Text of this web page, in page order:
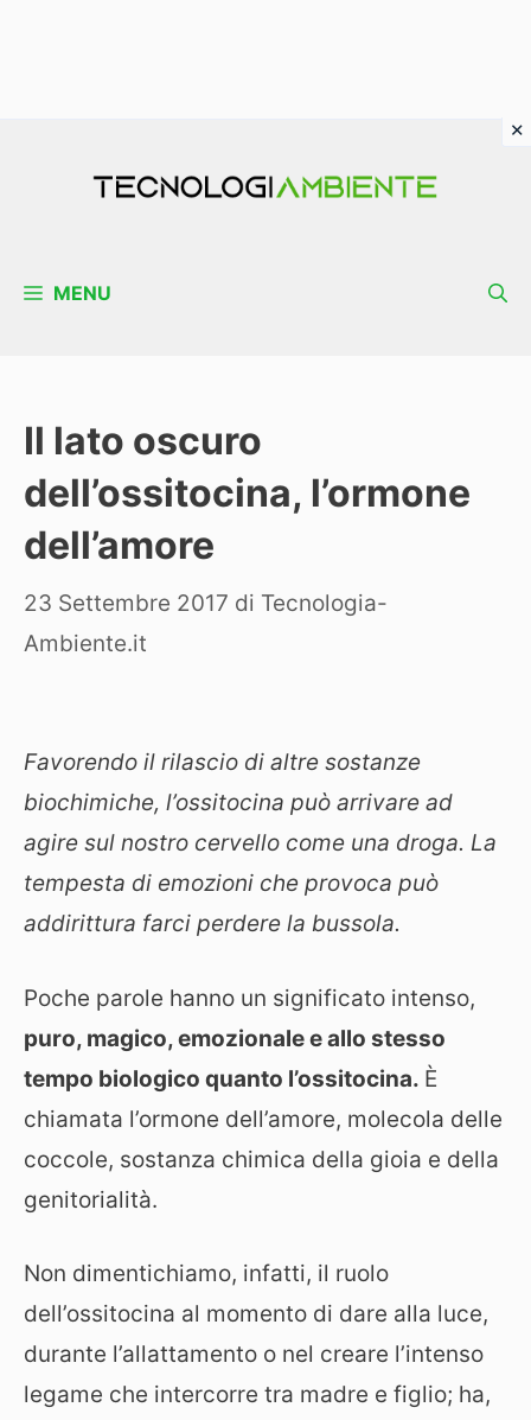
MENU
Il lato oscuro
dell’ossitocina, l’ormone
dell’amore
23 Settembre 2017 di Tecnologia-
Ambiente.it
Favorendo il rilascio di altre sostanze
biochimiche, l’ossitocina può arrivare ad
agire sul nostro cervello come una droga. La
tempesta di emozioni che provoca può
addirittura farci perdere la bussola.
Poche parole hanno un significato intenso,
puro, magico, emozionale e allo stesso
tempo biologico quanto l’ossitocina. È
chiamata l’ormone dell’amore, molecola delle
coccole, sostanza chimica della gioia e della
genitorialità.
Non dimentichiamo, infatti, il ruolo
dell’ossitocina al momento di dare alla luce,
durante l’allattamento o nel creare l’intenso
legame che intercorre tra madre e figlio; ha,